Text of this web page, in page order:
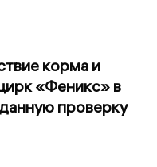
корма и
«Феникс» в
проверку